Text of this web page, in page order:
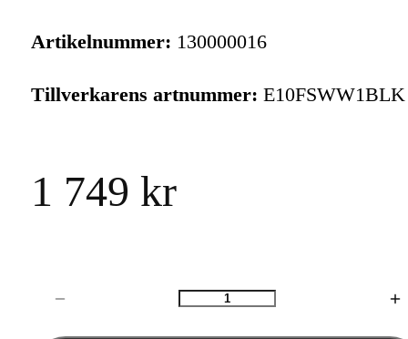
Artikelnummer: 130000016
Tillverkarens artnummer: E10FSWW1BLK
1 749 kr
Antal